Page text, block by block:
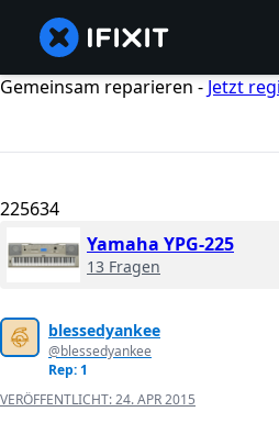
Gemeinsam reparieren - Jetzt
225634
Yamaha YPG-225
13 Fragen
blessedyankee
@blessedyankee
Rep: 1
VERÖFFENTLICHT:24. APR 2015